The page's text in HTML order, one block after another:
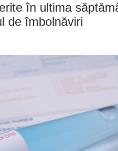
în ultima
de îmbolnăviri